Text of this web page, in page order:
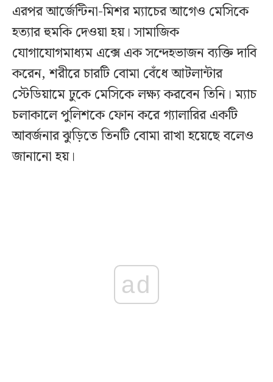
এরপর আর্জেন্টিনা-মিশর ম্যাচের আগেও মেসিকে
হত্যার হুমকি দেওয়া হয়। সামাজিক
যোগাযোগমাধ্যম এক্সে এক সন্দেহভাজন ব্যক্তি দাবি
করেন, শরীরে চারটি বোমা বেঁধে আটলান্টার
স্টেডিয়ামে ঢুকে মেসিকে লক্ষ্য করবেন তিনি। ম্যাচ
চলাকালে পুলিশকে ফোন করে গ্যালারির একটি
আবর্জনার ঝুড়িতে তিনটি বোমা রাখা হয়েছে বলেও
জানানো হয়।
ad